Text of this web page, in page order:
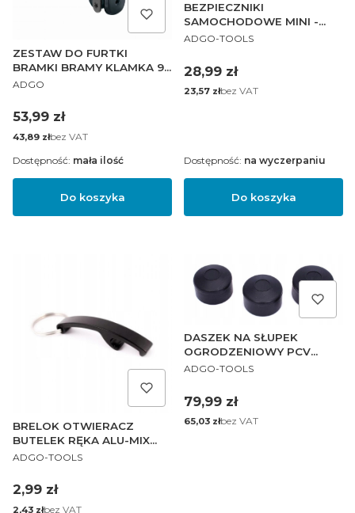
ZESTAW DO FURTKI
BRAMKI BRAMY KLAMKA 90
GRAFIT ZAMEK 90/22
PRODUCENT
ADGO
Cena
53,99 zł
Cena
43,89 złbez VAT
Do koszyka
Dostępność: mała ilość
BEZPIECZNIKI
SAMOCHODOWE MINI -
ZESTAW 120 EL BOXX
PRODUCENT
ADGO-TOOLS
Cena
28,99 zł
Cena
23,57 złbez VAT
Do koszyka
Dostępność: na wyczerpaniu
BRELOK OTWIERACZ
BUTELEK RĘKA ALU-MIX
COLOR
PRODUCENT
ADGO-TOOLS
Cena
2,99 zł
Cena
2,43 złbez VAT
DASZEK NA SŁUPEK
OGRODZENIOWY PCV
OKRĄGŁY 48 mm
PRODUCENT
ADGO-TOOLS
Cena
79,99 zł
Cena
65,03 złbez VAT